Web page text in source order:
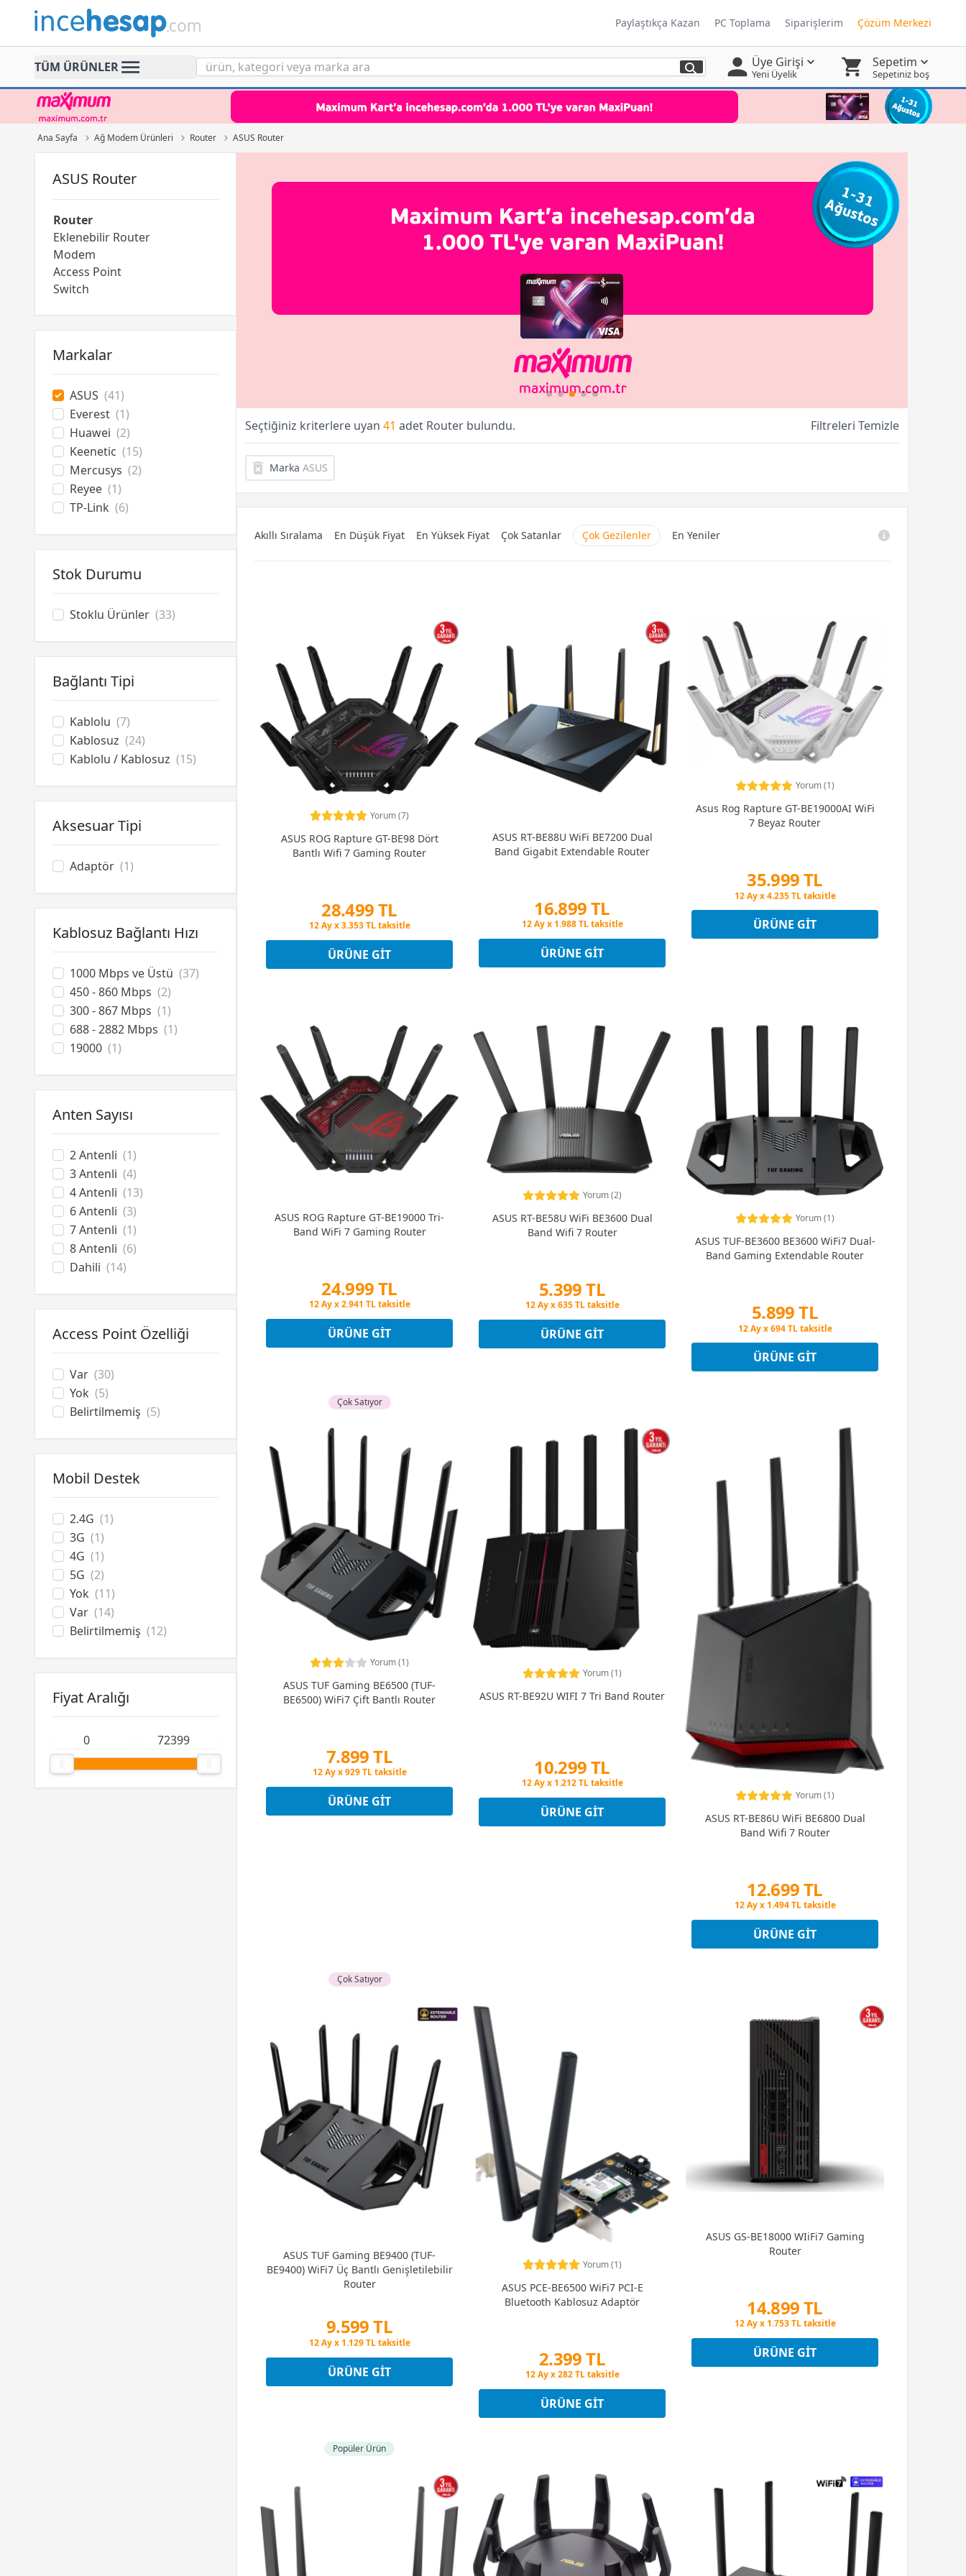
Incehesap Paylaştıkça Kazan PC Toplama Siparişlerim Çözüm Merkezi
TÜM ÜRÜNLER Üye Girişi
Yeni Üyelik
Sepetim
Sepetiniz boş
Ana Sayfa Ağ Modem Ürünleri Router ASUS Router
ASUS Router
Router
Eklenebilir Router
Modem
Access Point
Switch
Markalar
ASUS (41)
Everest (1)
Huawei (2)
Keenetic (15)
Mercusys (2)
Reyee (1)
TP-Link (6)
Stok Durumu
Stoklu Ürünler (33)
Bağlantı Tipi
Kablolu (7)
Kablosuz (24)
Kablolu / Kablosuz (15)
Aksesuar Tipi
Adaptör (1)
Kablosuz Bağlantı Hızı
1000 Mbps ve Üstü (37)
450 - 860 Mbps (2)
300 - 867 Mbps (1)
688 - 2882 Mbps (1)
19000 (1)
Anten Sayısı
2 Antenli (1)
3 Antenli (4)
4 Antenli (13)
6 Antenli (3)
7 Antenli (1)
8 Antenli (6)
Dahili (14)
Access Point Özelliği
Var (30)
Yok (5)
Belirtilmemiş (5)
Mobil Destek
2.4G (1)
3G (1)
4G (1)
5G (2)
Yok (11)
Var (14)
Belirtilmemiş (12)
Fiyat Aralığı
Seçtiğiniz kriterlere uyan 41 adet Router bulundu. Filtreleri Temizle
Marka ASUS
Akıllı Sıralama En Düşük Fiyat En Yüksek Fiyat Çok Satanlar Çok Gezilenler En Yeniler
Yorum (7)
ASUS ROG Rapture GT-BE98 Dört
Bantlı Wifi 7 Gaming Router
28.499 TL
Peşin Fiyatına 3 Taksit
Peşin Fiyatına 3 Taksit
ÜRÜNE GIT
ASUS RT-BE88U WiFi BE7200 Dual
Band Gigabit Extendable Router
16.899 TL
Peşin Fiyatına 3 Taksit
Peşin Fiyatına 3 Taksit
ÜRÜNE GIT
Yorum (1)
Asus Rog Rapture GT-BE19000AI WiFi
7 Beyaz Router
35.999 TL
Peşin Fiyatına 3 Taksit
12 Ay x 4.235 TL taksitle
Peşin Fiyatına 3 Taksit
ÜRÜNE GIT
ASUS ROG Rapture GT-BE19000 Tri-
Band WiFi 7 Gaming Router
24.999 TL
Peşin Fiyatına 3 Taksit
Peşin Fiyatına 3 Taksit
ÜRÜNE GIT
Yorum (2)
ASUS RT-BE58U WiFi BE3600 Dual
Band Wifi 7 Router
5.399 TL
Peşin Fiyatına 3 Taksit
Peşin Fiyatına 3 Taksit
ÜRÜNE GIT
Yorum (1)
ASUS TUF-BE3600 BE3600 WiFi7 Dual-
Band Gaming Extendable Router
5.899 TL
Peşin Fiyatına 3 Taksit
12 Ay x 694 TL taksitle
Peşin Fiyatına 3 Taksit
ÜRÜNE GIT
Çok Satıyor
Yorum (1)
ASUS TUF Gaming BE6500 (TUF-
BE6500) WiFi7 Çift Bantlı Router
7.899 TL
Peşin Fiyatına 3 Taksit
Peşin Fiyatına 3 Taksit
ÜRÜNE GIT
Yorum (1)
ASUS RT-BE92U WIFI 7 Tri Band Router
10.299 TL
Peşin Fiyatına 3 Taksit
12 Ay x 1.212 TL taksitle
Peşin Fiyatına 3 Taksit
ÜRÜNE GIT
Yorum (1)
ASUS RT-BE86U WiFi BE6800 Dual
Band Wifi 7 Router
12.699 TL
Peşin Fiyatına 3 Taksit
12 Ay x 1.494 TL taksitle
Peşin Fiyatına 3 Taksit
ÜRÜNE GIT
Çok Satıyor
ASUS TUF Gaming BE9400 (TUF-
BE9400) WiFi7 Üç Bantlı Genişletilebilir
Router
9.599 TL
Peşin Fiyatına 3 Taksit
Peşin Fiyatına 3 Taksit
ÜRÜNE GIT
Yorum (1)
ASUS PCE-BE6500 WiFi7 PCI-E
Bluetooth Kablosuz Adaptör
2.399 TL
Peşin Fiyatına 3 Taksit
Peşin Fiyatına 3 Taksit
ÜRÜNE GIT
ASUS GS-BE18000 WIiFi7 Gaming
Router
14.899 TL
Peşin Fiyatına 3 Taksit
Peşin Fiyatına 3 Taksit
ÜRÜNE GIT
Popüler Ürün